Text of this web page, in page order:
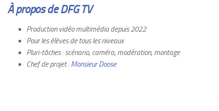
À propos de DFG TV
Production vidéo multimédia depuis 2022
Pour les élèves de tous les niveaux
Pluri-tâches : scénario, caméra, modération, montage
Chef de projet :Monsieur Doose